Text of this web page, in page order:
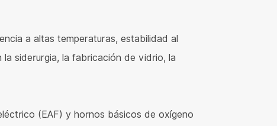
a altas temperaturas, estabilidad al
siderurgia, la fabricación de vidrio, la
(EAF) y hornos básicos de oxígeno